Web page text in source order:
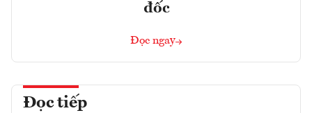
đốc
Đọc ngay
Đọc tiếp